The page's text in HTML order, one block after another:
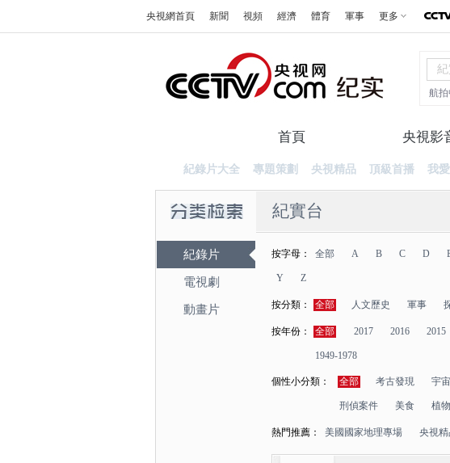
央視網首頁 新聞 視頻 經濟 體育 軍事 更多
航拍
首頁
紀錄片大全 專題策劃 央視精品 頂級首播 我
央視影
紀錄片
電視劇
動畫片
紀實台
按字母： 全部 A B C D
Y Z
按分類： 全部 人文歷史 軍事
按年份： 全部 2017 2016 2015
1949-1978
個性小分類： 全部 考古發現 宇
刑偵案件 美食 植物
熱門推薦： 美國國家地理專場 央視